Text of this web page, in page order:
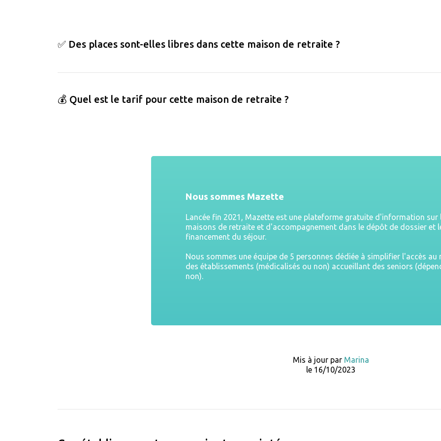
✅ Des places sont-elles libres dans cette maison de retraite ?
💰 Quel est le tarif pour cette maison de retraite ?
Nous sommes Mazette
Lancée fin 2021, Mazette est une plateforme gratuite d'information sur
maisons de retraite et d'accompagnement dans le dépôt de dossier et
financement du séjour.
Nous sommes une équipe de 5 personnes dédiée à simplifier l'accès au
des établissements (médicalisés ou non) accueillant des seniors
non).
Mis à jour par Marina
le 16/10/2023